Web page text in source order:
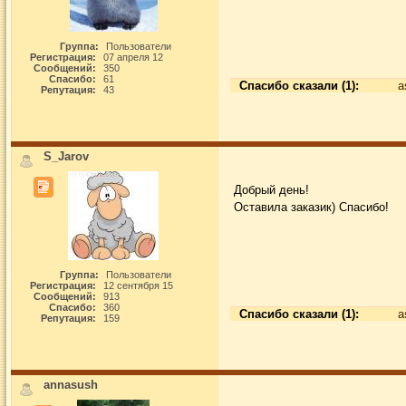
Группа:
Пользователи
Регистрация:
07 апреля 12
Сообщений:
350
Спасибо:
61
Репутация:
43 Спасибо сказали (1):
S_Jarov
Группа:
Пользователи
Регистрация:
12 сентября 15
Сообщений:
913
Спасибо:
360
Репутация:
159
Добрый день!
Оставила заказик) Спасибо!
Спасибо сказали (1):
annasush